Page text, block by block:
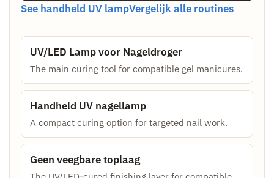
See handheld UV lampVergelijk alle routines
UV/LED Lamp voor Nageldroger
The main curing tool for compatible gel manicures.
Handheld UV nagellamp
A compact curing option for targeted nail work.
Geen veegbare toplaag